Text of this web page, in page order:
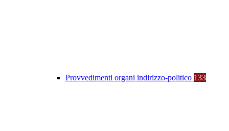
Provvedimenti organi indirizzo-politico 133